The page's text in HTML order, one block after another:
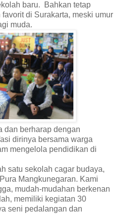
baru. Bahkan tetap
di Surakarta, meski umur
muda.
dan berharap dengan
dirinya bersama warga
mengelola pendidikan di
satu sekolah cagar budaya,
Mangkunegaran. Kami
mudah-mudahan berkenan
memiliki kegiatan 30
seni pedalangan dan